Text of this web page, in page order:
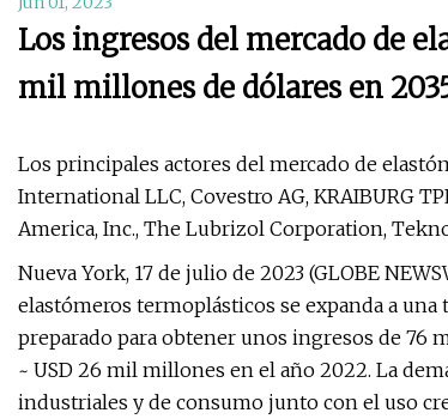
Los ingresos del mercado de
mil millones de dólares en
Los principales actores del mercado de
International LLC, Covestro AG, KRAIBURG
America, Inc., The Lubrizol Corporation,
Nueva York, 17 de julio de 2023 (GLOBE
elastómeros termoplásticos se expanda a una
preparado para obtener unos ingresos de 76
~ USD 26 mil millones en el año 2022. La
industriales y de consumo junto con el uso